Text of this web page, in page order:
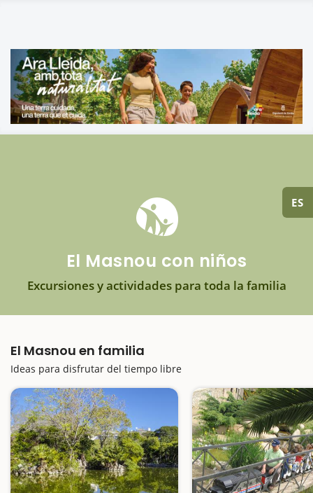
ES
El Masnou con niños
Excursiones y actividades para toda la familia
El Masnou en familia
Ideas para disfrutar del tiempo libre